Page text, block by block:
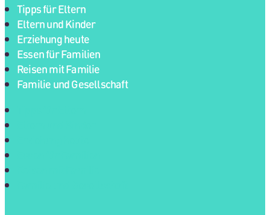
Tipps für Eltern
Eltern und Kinder
Erziehung heute
Essen für Familien
Reisen mit Familie
Familie und Gesellschaft